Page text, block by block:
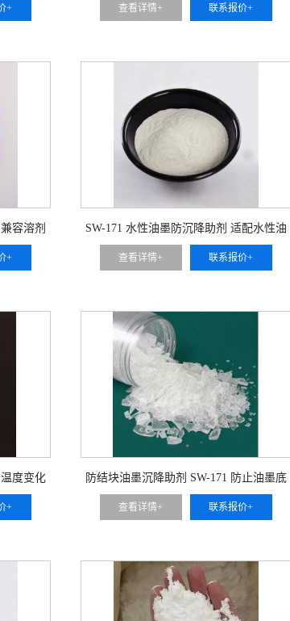
品类印
+
易沉降堵网 保障印刷连续稳定 可用于 高
查看详情+ 联系报价+
容溶剂
用于 传
+
SW-171 水性油墨防沉降助剂 适配水性油
墨胶体体系 防沉降同时不破乳 可用于 环
查看详情+ 联系报价+
度变化
用于 南
+
防结块油墨沉降助剂 SW-171 防止油墨底
部颜料压实结块 搅拌即可复原 可用于 间
查看详情+ 联系报价+